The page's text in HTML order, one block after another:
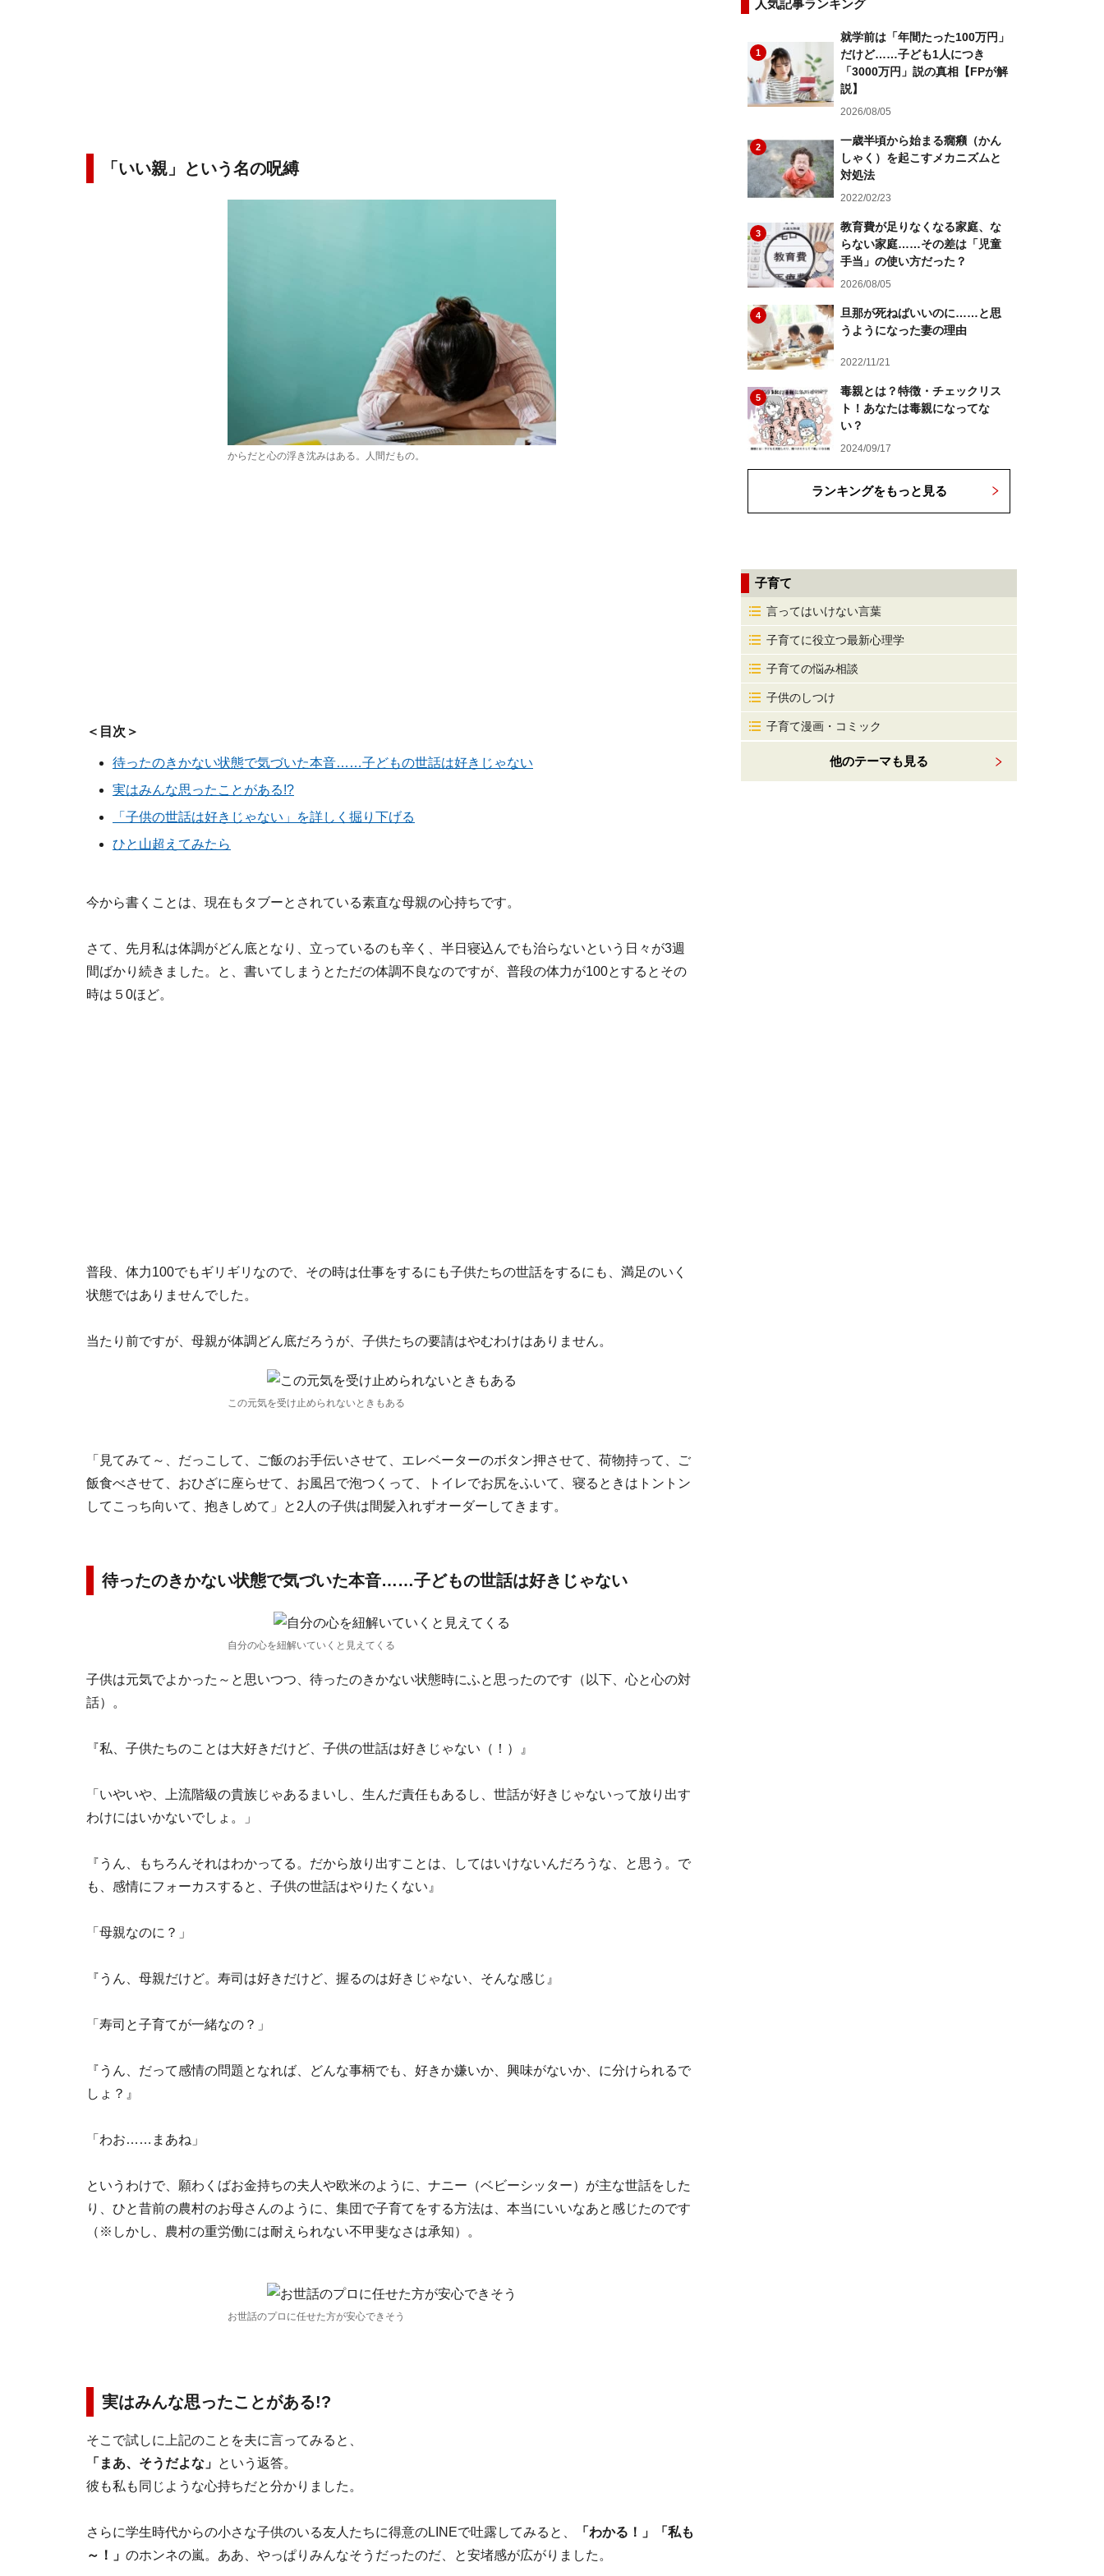
「いい親」という名の呪縛
からだと心の浮き沈みはある。人間だもの。
＜目次＞
待ったのきかない状態で気づいた本音……子どもの世話は好きじゃない
実はみんな思ったことがある!?
「子供の世話は好きじゃない」を詳しく掘り下げる
ひと山超えてみたら
今から書くことは、現在もタブーとされている素直な母親の心持ちです。
さて、先月私は体調がどん底となり、立っているのも辛く、半日寝込んでも治らないという日々が3週
間ばかり続きました。と、書いてしまうとただの体調不良なのですが、普段の体力が100とするとその
時は５0ほど。
普段、体力100でもギリギリなので、その時は仕事をするにも子供たちの世話をするにも、満足のいく
状態ではありませんでした。
当たり前ですが、母親が体調どん底だろうが、子供たちの要請はやむわけはありません。
この元気を受け止められないときもある
「見てみて～、だっこして、ご飯のお手伝いさせて、エレベーターのボタン押させて、荷物持って、ご
飯食べさせて、おひざに座らせて、お風呂で泡つくって、トイレでお尻をふいて、寝るときはトントン
してこっち向いて、抱きしめて」と2人の子供は間髪入れずオーダーしてきます。
待ったのきかない状態で気づいた本音……子どもの世話は好きじゃない
自分の心を紐解いていくと見えてくる
子供は元気でよかった～と思いつつ、待ったのきかない状態時にふと思ったのです（以下、心と心の対
話）。
『私、子供たちのことは大好きだけど、子供の世話は好きじゃない（！）』
「いやいや、上流階級の貴族じゃあるまいし、生んだ責任もあるし、世話が好きじゃないって放り出す
わけにはいかないでしょ。」
『うん、もちろんそれはわかってる。だから放り出すことは、してはいけないんだろうな、と思う。で
も、感情にフォーカスすると、子供の世話はやりたくない』
「母親なのに？」
『うん、母親だけど。寿司は好きだけど、握るのは好きじゃない、そんな感じ』
「寿司と子育てが一緒なの？」
『うん、だって感情の問題となれば、どんな事柄でも、好きか嫌いか、興味がないか、に分けられるで
しょ？』
「わお……まあね」
というわけで、願わくばお金持ちの夫人や欧米のように、ナニー（ベビーシッター）が主な世話をした
り、ひと昔前の農村のお母さんのように、集団で子育てをする方法は、本当にいいなあと感じたのです
（※しかし、農村の重労働には耐えられない不甲斐なさは承知）。
お世話のプロに任せた方が安心できそう
実はみんな思ったことがある!?
そこで試しに上記のことを夫に言ってみると、
「まあ、そうだよな」 という返答。
彼も私も同じような心持ちだと分かりました。
さらに学生時代からの小さな子供のいる友人たちに得意のLINEで吐露してみると、
「わかる！」「私も
～！」 のホンネの嵐。ああ、やっぱりみんなそうだったのだ、と安堵感が広がりました。
人気記事ランキング
1
就学前は「年間たった100万円」
だけど……子ども1人につき
「3000万円」説の真相【FPが解
説】
2026/08/05
2
一歳半頃から始まる癇癪（かん
しゃく）を起こすメカニズムと
対処法
2022/02/23
3
教育費が足りなくなる家庭、な
らない家庭……その差は「児童
手当」の使い方だった？
2026/08/05
4
旦那が死ねばいいのに……と思
うようになった妻の理由
2022/11/21
5
毒親とは？特徴・チェックリス
ト！あなたは毒親になってな
い？
2024/09/17
ランキングをもっと見る
子育て
言ってはいけない言葉
子育てに役立つ最新心理学
子育ての悩み相談
子供のしつけ
子育て漫画・コミック
他のテーマも見る